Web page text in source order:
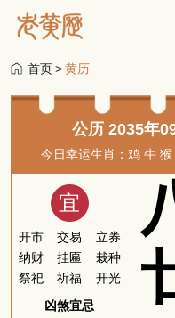
首页>黄历
公历 2035年
今日幸运生肖：鸡 牛 猴
宜
开市 交易
立券
纳财
挂匾
栽种
祭祀
祈福
开光
凶煞宜忌